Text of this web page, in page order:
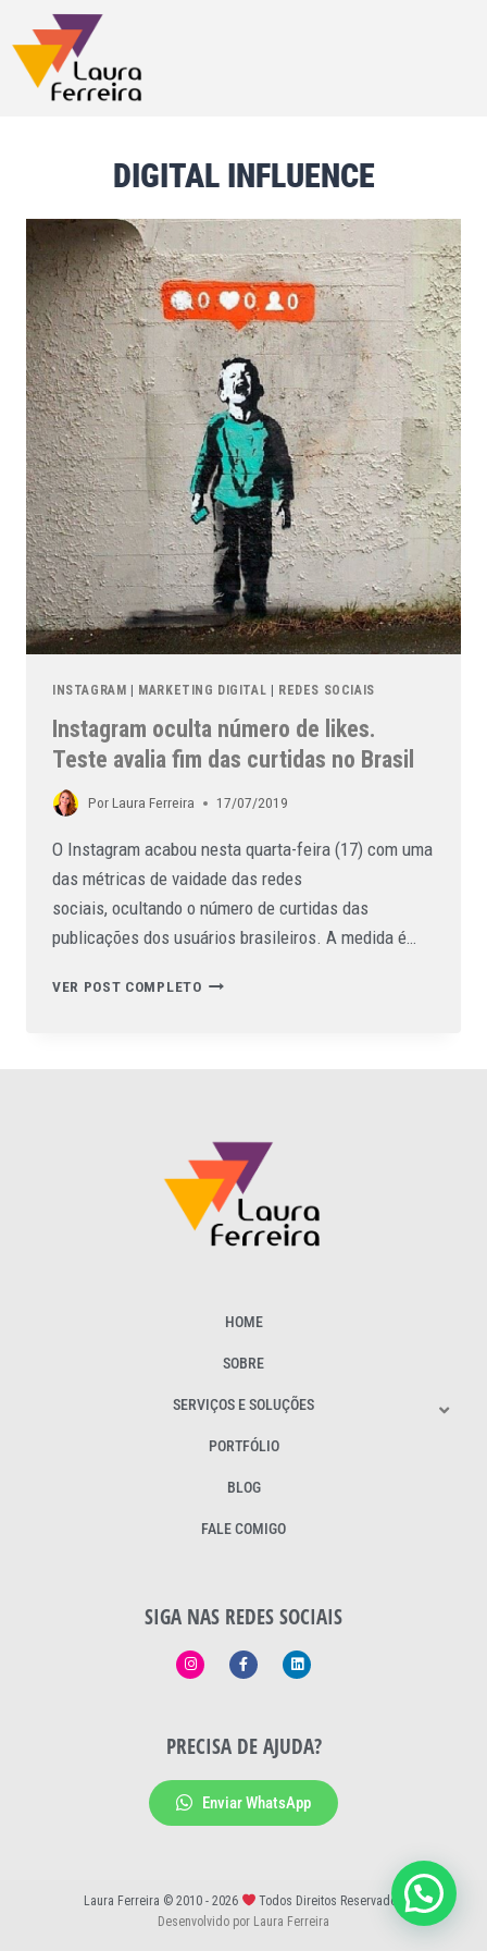
DIGITAL INFLUENCE
INSTAGRAM | MARKETING DIGITAL | REDES SOCIAIS
Instagram oculta número de likes.
Teste avalia fim das curtidas no Brasil
PorLaura Ferreira 17/07/2019
O Instagram acabou nesta quarta-feira (17) com uma
das métricas de vaidade das redes
sociais, ocultando o número de curtidas das
publicações dos usuários brasileiros. A medida é…
VER POST COMPLETO
HOME
SOBRE
SERVIÇOS E SOLUÇÕES
PORTFÓLIO
BLOG
FALE COMIGO
SIGA NAS REDES SOCIAIS
PRECISA DE AJUDA?
Enviar WhatsApp
Laura Ferreira © 2010 - 2026
Todos Direitos Reservados
Desenvolvido por Laura Ferreira